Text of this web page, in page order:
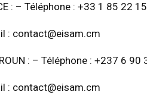
: – Téléphone : +33 1 85 22
: contact@eisam.cm
: – Téléphone : +237 6
: contact@eisam.cm